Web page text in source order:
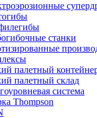
станки
палетный
палетный склад
система
Thompson